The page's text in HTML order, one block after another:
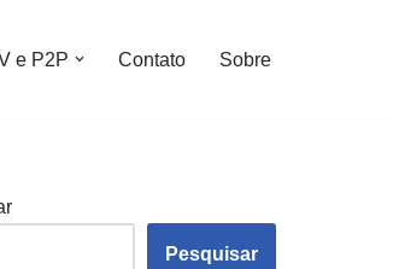
e P2P Contato Sobre
Pesquisar